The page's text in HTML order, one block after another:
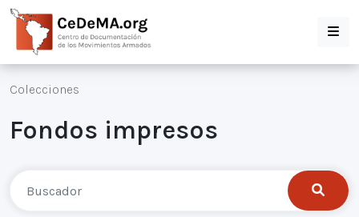
Colecciones
Fondos impresos